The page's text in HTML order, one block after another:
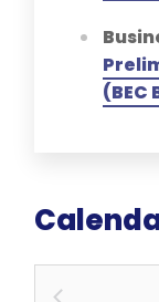
(BEC